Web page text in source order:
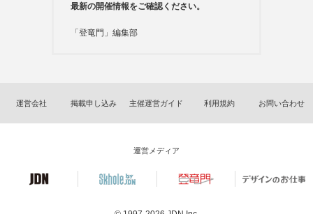
最新の開催情報をご確認ください。
「登竜門」編集部
運営会社 掲載申し込み 主催運営ガイド 利用規約 お問い合わせ
運営メディア